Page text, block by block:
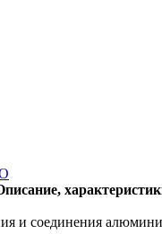
и соединения